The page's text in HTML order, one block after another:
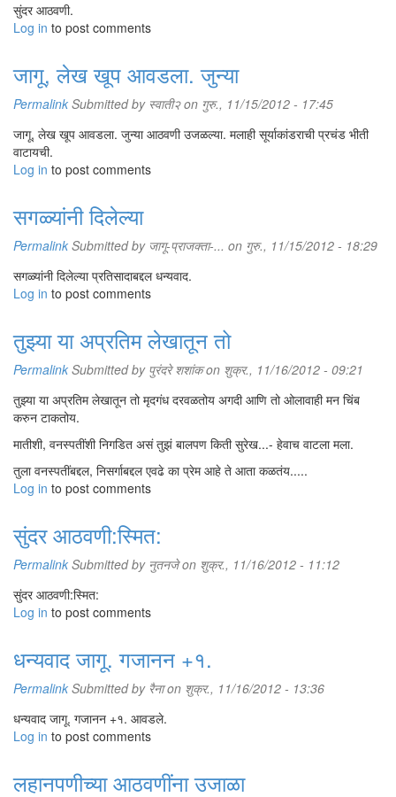
सुंदर आठवणी.
Log in to post comments
जागू, लेख खूप आवडला. जुन्या
Permalink Submitted by स्वाती२on गुरु., 11/15/2012 - 17:45
जागू, लेख खूप आवडला. जुन्या आठवणी उजळल्या. मलाही सूर्याकांडराची प्रचंड भीती
वाटायची.
Log in to post comments
सगळ्यांनी दिलेल्या
Permalink Submitted by जागू-प्राजक्ता-... on गुरु., 11/15/2012 - 18:29
सगळ्यांनी दिलेल्या प्रतिसादाबद्दल धन्यवाद.
Log in to post comments
तुझ्या या अप्रतिम लेखातून तो
Permalink Submitted by पुरंदरे शशांकon शुक्र., 11/16/2012 - 09:21
तुझ्या या अप्रतिम लेखातून तो मृदगंध दरवळतोय अगदी आणि तो ओलावाही मन चिंब
करुन टाकतोय.
मातीशी, वनस्पतींशी निगडित असं तुझं बालपण किती सुरेख...- हेवाच वाटला मला.
तुला वनस्पतींबद्दल, निसर्गाबद्दल एवढे का प्रेम आहे ते आता कळतंय.....
Log in to post comments
सुंदर आठवणी:स्मित:
Permalink Submitted by नुतनजेon शुक्र., 11/16/2012 - 11:12
सुंदर आठवणी:स्मित:
Log in to post comments
धन्यवाद जागू. गजानन +१.
Permalink Submitted by रैनाon शुक्र., 11/16/2012 - 13:36
धन्यवाद जागू. गजानन +१. आवडले.
Log in to post comments
लहानपणीच्या आठवणींना उजाळा